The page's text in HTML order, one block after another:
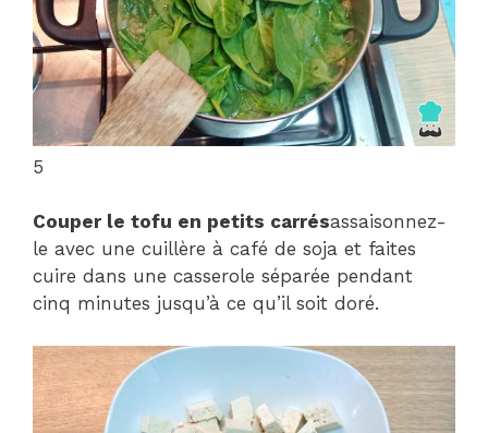
5
Couper le tofu en petits carrésassaisonnez-
le avec une cuillère à café de soja et faites
cuire dans une casserole séparée pendant
cinq minutes jusqu’à ce qu’il soit doré.